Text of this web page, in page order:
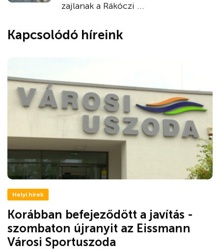
zajlanak a Rákóczi ...
Kapcsolódó híreink
Helyi hírek
Korábban befejeződött a javítás -
szombaton újranyit az Eissmann
Városi Sportuszoda